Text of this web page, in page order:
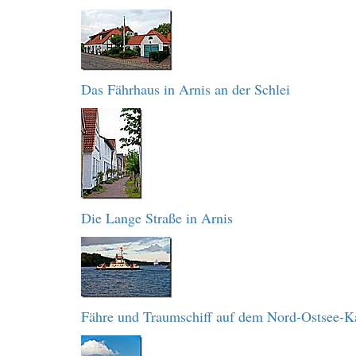
Das Fährhaus in Arnis an der Schlei
Die Lange Straße in Arnis
Fähre und Traumschiff auf dem Nord-Ostsee-